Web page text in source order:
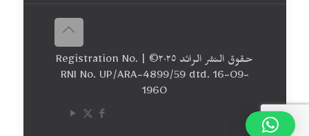
حقوق النشر الرائد ٢٠۲٥© | Registration No.
RNI No. UP/ARA-4899/59 dtd. 16-09-
1960